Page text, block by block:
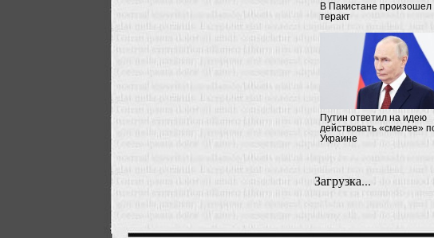
В Пакистане произошел
теракт
Путин ответил на идею
действовать «смелее»
Украине
Загрузка...